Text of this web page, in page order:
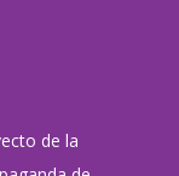
de la